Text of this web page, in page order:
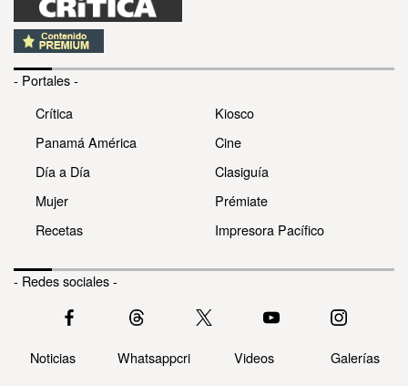
- Portales -
Crítica
Panamá América
Día a Día
Mujer
Recetas
Kiosco
Cine
Clasiguía
Prémiate
Impresora Pacífico
- Redes sociales -
Noticias Whatsappcri Videos Galerías